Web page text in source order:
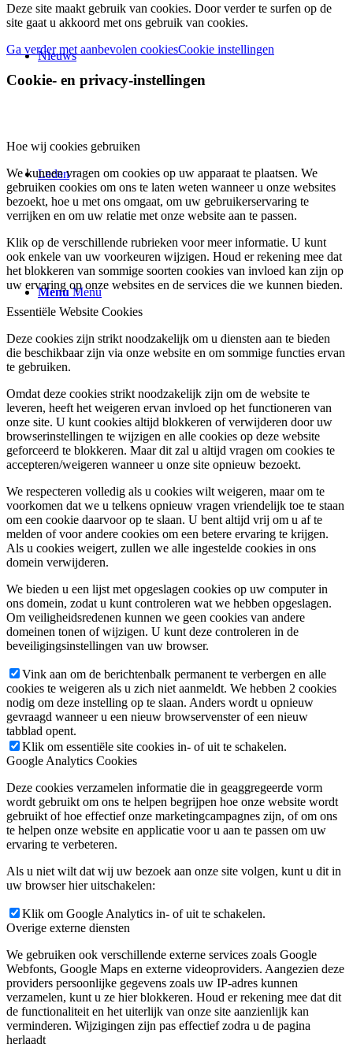
Nieuws
Leden
Menu Menu
Deze site maakt gebruik van cookies. Door verder te surfen op de
site gaat u akkoord met ons gebruik van cookies.
Ga verder met aanbevolen cookiesCookie instellingen
Cookie- en privacy-instellingen
Hoe wij cookies gebruiken
We kunnen vragen om cookies op uw apparaat te plaatsen. We
gebruiken cookies om ons te laten weten wanneer u onze websites
bezoekt, hoe u met ons omgaat, om uw gebruikerservaring te
verrijken en om uw relatie met onze website aan te passen.
Klik op de verschillende rubrieken voor meer informatie. U kunt
ook enkele van uw voorkeuren wijzigen. Houd er rekening mee dat
het blokkeren van sommige soorten cookies van invloed kan zijn op
uw ervaring op onze websites en de services die we kunnen bieden.
Essentiële Website Cookies
Deze cookies zijn strikt noodzakelijk om u diensten aan te bieden
die beschikbaar zijn via onze website en om sommige functies ervan
te gebruiken.
Omdat deze cookies strikt noodzakelijk zijn om de website te
leveren, heeft het weigeren ervan invloed op het functioneren van
onze site. U kunt cookies altijd blokkeren of verwijderen door uw
browserinstellingen te wijzigen en alle cookies op deze website
geforceerd te blokkeren. Maar dit zal u altijd vragen om cookies te
accepteren/weigeren wanneer u onze site opnieuw bezoekt.
We respecteren volledig als u cookies wilt weigeren, maar om te
voorkomen dat we u telkens opnieuw vragen vriendelijk toe te staan
om een cookie daarvoor op te slaan. U bent altijd vrij om u af te
melden of voor andere cookies om een betere ervaring te krijgen.
Als u cookies weigert, zullen we alle ingestelde cookies in ons
domein verwijderen.
We bieden u een lijst met opgeslagen cookies op uw computer in
ons domein, zodat u kunt controleren wat we hebben opgeslagen.
Om veiligheidsredenen kunnen we geen cookies van andere
domeinen tonen of wijzigen. U kunt deze controleren in de
beveiligingsinstellingen van uw browser.
Vink aan om de berichtenbalk permanent te verbergen en alle
cookies te weigeren als u zich niet aanmeldt. We hebben 2 cookies
nodig om deze instelling op te slaan. Anders wordt u opnieuw
gevraagd wanneer u een nieuw browservenster of een nieuw
tabblad opent.
Klik om essentiële site cookies in- of uit te schakelen.
Google Analytics Cookies
Deze cookies verzamelen informatie die in geaggregeerde vorm
wordt gebruikt om ons te helpen begrijpen hoe onze website wordt
gebruikt of hoe effectief onze marketingcampagnes zijn, of om ons
te helpen onze website en applicatie voor u aan te passen om uw
ervaring te verbeteren.
Als u niet wilt dat wij uw bezoek aan onze site volgen, kunt u dit in
uw browser hier uitschakelen:
Klik om Google Analytics in- of uit te schakelen.
Overige externe diensten
We gebruiken ook verschillende externe services zoals Google
Webfonts, Google Maps en externe videoproviders. Aangezien deze
providers persoonlijke gegevens zoals uw IP-adres kunnen
verzamelen, kunt u ze hier blokkeren. Houd er rekening mee dat dit
de functionaliteit en het uiterlijk van onze site aanzienlijk kan
verminderen. Wijzigingen zijn pas effectief zodra u de pagina
herlaadt